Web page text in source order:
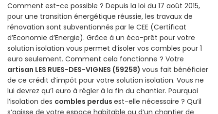
Comment est-ce possible ? Depuis la loi du 17 août 2015,
pour une transition énergétique réussie, les travaux de
rénovation sont subventionnés par le CEE (Certificat
d’Economie d’Energie). Grâce à un éco-prêt pour votre
solution isolation vous permet d’isoler vos combles pour 1
euro seulement. Comment cela fonctionne ? Votre
artisan LES RUES-DES-VIGNES (59258) vous fait bénéficier
de ce crédit d’impôt pour votre solution isolation. Vous ne
lui devrez qu’1 euro à régler à la fin du chantier. Pourquoi
l’isolation des combles perdus est-elle nécessaire ? Qu’il
s’agisse de votre espace habitable ou d’un chantier de